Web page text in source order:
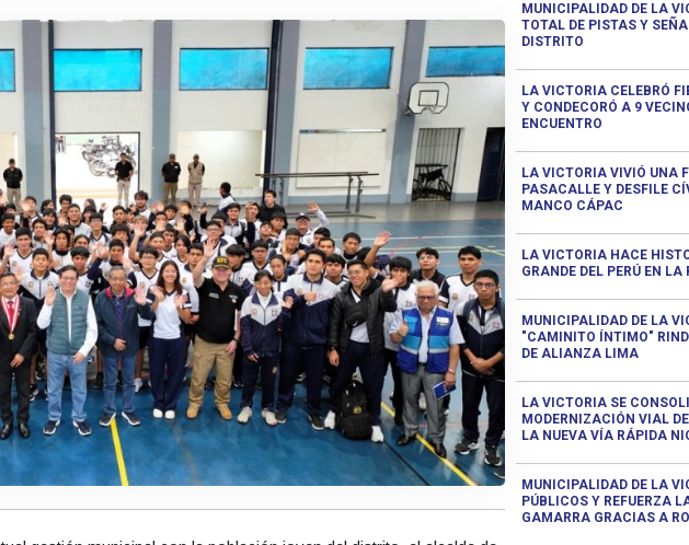
MUNICIPALIDAD DE LA
TOTAL DE PISTAS Y
DISTRITO
LA VICTORIA CELEBRÓ
Y CONDECORÓ A 9
ENCUENTRO
LA VICTORIA VIVIÓ UNA
PASACALLE Y DESFILE
MANCO CÁPAC
LA VICTORIA HACE
GRANDE DEL PERÚ EN
MUNICIPALIDAD DE LA
"CAMINITO ÍNTIMO"
DE ALIANZA LIMA
LA VICTORIA SE
MODERNIZACIÓN VIAL
LA NUEVA VÍA RÁPIDA
MUNICIPALIDAD DE LA
PÚBLICOS Y REFUERZA
GAMARRA GRACIAS A